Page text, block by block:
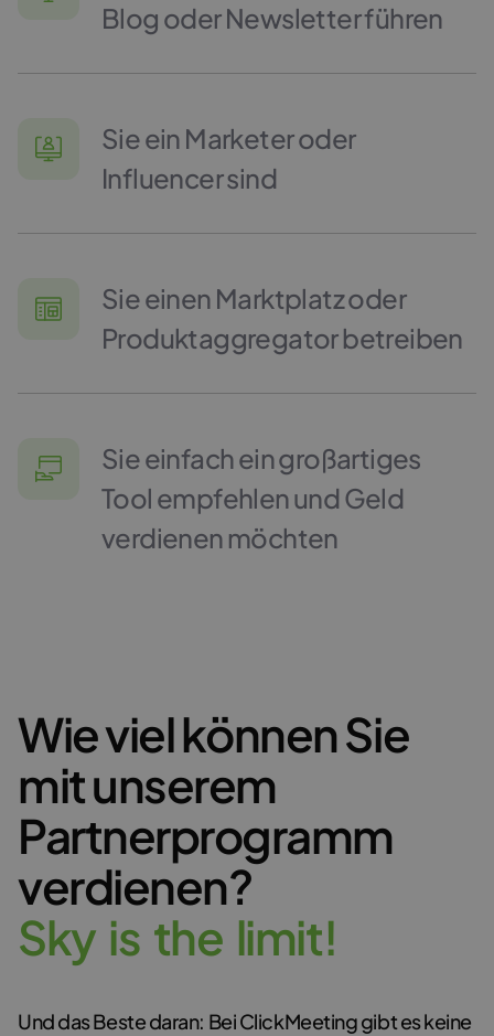
Blog oder Newsletter führen
Sie ein Marketer oder
Influencer sind
Sie einen Marktplatz oder
Produktaggregator betreiben
Sie einfach ein großartiges
Tool empfehlen und Geld
verdienen möchten
Wie viel können Sie
mit unserem
Partnerprogramm
verdienen?
Sky is the limit!
Und das Beste daran: Bei ClickMeeting gibt es keine